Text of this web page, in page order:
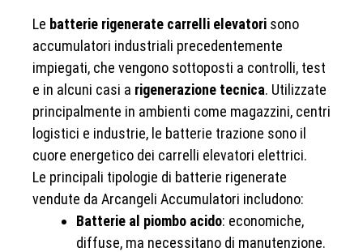
Le batterie rigenerate carrelli elevatori sono
accumulatori industriali precedentemente
impiegati, che vengono sottoposti a controlli, test
e in alcuni casi a rigenerazione tecnica. Utilizzate
principalmente in ambienti come magazzini, centri
logistici e industrie, le batterie trazione sono il
cuore energetico dei carrelli elevatori elettrici.
Le principali tipologie di batterie rigenerate
vendute da Arcangeli Accumulatori includono:
Batterie al piombo acido: economiche,
diffuse, ma necessitano di manutenzione.